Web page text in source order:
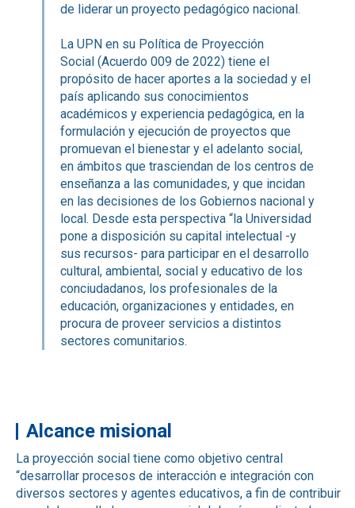
de liderar un proyecto pedagógico nacional.
La UPN en su Política de Proyección
Social (Acuerdo 009 de 2022) tiene el
propósito de hacer aportes a la sociedad y el
país aplicando sus conocimientos
académicos y experiencia pedagógica, en la
formulación y ejecución de proyectos que
promuevan el bienestar y el adelanto social,
en ámbitos que trasciendan de los centros de
enseñanza a las comunidades, y que incidan
en las decisiones de los Gobiernos nacional y
local. Desde esta perspectiva “la Universidad
pone a disposición su capital intelectual -y
sus recursos- para participar en el desarrollo
cultural, ambiental, social y educativo de los
conciudadanos, los profesionales de la
educación, organizaciones y entidades, en
procura de proveer servicios a distintos
sectores comunitarios.
Alcance misional
La proyección social tiene como objetivo central
“desarrollar procesos de interacción e integración con
diversos sectores y agentes educativos, a fin de contribuir